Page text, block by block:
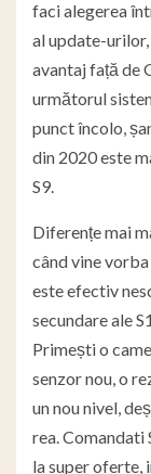
faci alegerea
al update-urilor,
avantaj față de
următorul
punct încolo,
din 2020 este
S9.
Diferențe mai
când vine
este efectiv
secundare ale
Primești o
senzor nou, o
un nou nivel,
rea. Comandati
la super oferte,